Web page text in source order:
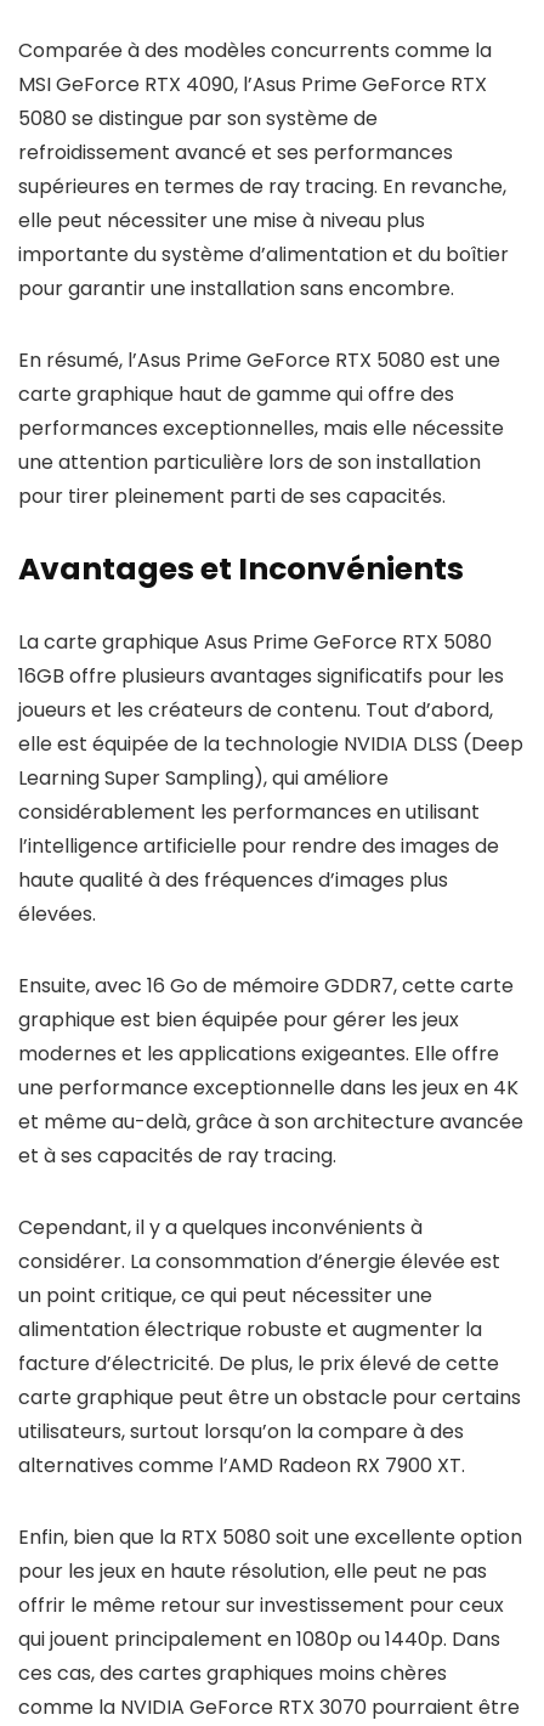
Comparée à des modèles concurrents comme la
MSI GeForce RTX 4090, l’Asus Prime GeForce RTX
5080 se distingue par son système de
refroidissement avancé et ses performances
supérieures en termes de ray tracing. En revanche,
elle peut nécessiter une mise à niveau plus
importante du système d’alimentation et du boîtier
pour garantir une installation sans encombre.
En résumé, l’Asus Prime GeForce RTX 5080 est une
carte graphique haut de gamme qui offre des
performances exceptionnelles, mais elle nécessite
une attention particulière lors de son installation
pour tirer pleinement parti de ses capacités.
Avantages et Inconvénients
La carte graphique Asus Prime GeForce RTX 5080
16GB offre plusieurs avantages significatifs pour les
joueurs et les créateurs de contenu. Tout d’abord,
elle est équipée de la technologie NVIDIA DLSS (Deep
Learning Super Sampling), qui améliore
considérablement les performances en utilisant
l’intelligence artificielle pour rendre des images de
haute qualité à des fréquences d’images plus
élevées.
Ensuite, avec 16 Go de mémoire GDDR7, cette carte
graphique est bien équipée pour gérer les jeux
modernes et les applications exigeantes. Elle offre
une performance exceptionnelle dans les jeux en 4K
et même au-delà, grâce à son architecture avancée
et à ses capacités de ray tracing.
Cependant, il y a quelques inconvénients à
considérer. La consommation d’énergie élevée est
un point critique, ce qui peut nécessiter une
alimentation électrique robuste et augmenter la
facture d’électricité. De plus, le prix élevé de cette
carte graphique peut être un obstacle pour certains
utilisateurs, surtout lorsqu’on la compare à des
alternatives comme l’AMD Radeon RX 7900 XT.
Enfin, bien que la RTX 5080 soit une excellente option
pour les jeux en haute résolution, elle peut ne pas
offrir le même retour sur investissement pour ceux
qui jouent principalement en 1080p ou 1440p. Dans
ces cas, des cartes graphiques moins chères
comme la NVIDIA GeForce RTX 3070 pourraient être